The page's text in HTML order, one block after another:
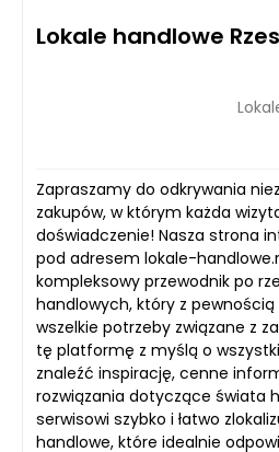
Lokale handlowe
Zapraszamy do odkrywania
zakupów, w którym każda
doświadczenie! Nasza strona
pod adresem lokale-
kompleksowy przewodnik po
handlowych, który z pewnością
wszelkie potrzeby związane z
tę platformę z myślą o
znaleźć inspirację, cenne
rozwiązania dotyczące świata
serwisowi szybko i łatwo
handlowe, które idealnie